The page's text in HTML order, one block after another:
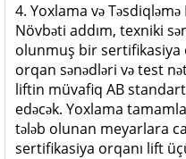
4. Yoxlama və
Növbəti addım, texniki
olunmuş bir sertifikasiya
orqan sənədləri və test
liftin müvafiq AB
edəcək. Yoxlama
tələb olunan meyarlara
sertifikasiya orqanı lift